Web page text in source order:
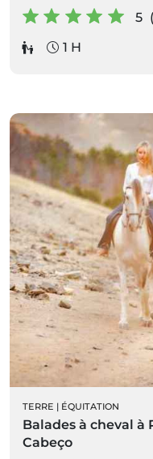
5
1 H
TERRE | ÉQUITATION
Balades à cheval à
Cabeço